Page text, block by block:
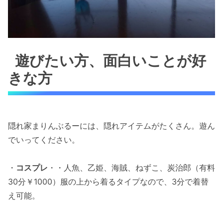
遊びたい方、面白いことが好
きな方
隠れ家まりんぶるーには、隠れアイテムがたくさん。遊ん
でいってください。
・ コスプレ ・・人魚、乙姫、海賊、ねずこ、炭治郎（有料
30分￥1000）服の上から着るタイプなので、3分で着替
え可能。